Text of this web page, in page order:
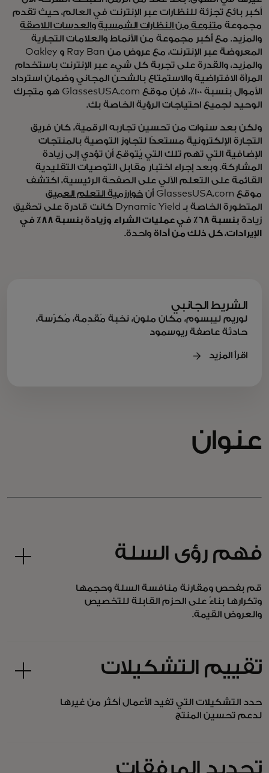
أكبر بائع تجزئة للنظارات عبر الإنترنت في العالم، حيث تقدم
مجموعة متنوعة من النظارات الشمسية والعدسات اللاصقة
والمزيد. مع أكبر مجموعة من الأنماط والعلامات التجارية
المعروضة عبر الإنترنت، مع عروض من Ray Ban و Oakley
والمزيد، والقدرة على تجربة كل شيء عبر الإنترنت باستخدام
المرآة الافتراضية والاستمتاع بالشحن المجاني وضمان استرداد
الأموال بنسبة 100٪، فإن موقع GlassesUSA.com هو متجرك
الوحيد لجميع احتياجات الرؤية الخاصة بك.
ولكن بعد سنوات من تحسين تجاربه الرقمية، كان فريق
التجارة الإلكترونية مستعدًا لتجاوز التوصية بالمنتجات
الإضافية التي تهم تلك التي يُتوقع أن تؤدي إلى زيادة
المشاركة. وبعد إجراء اختبار مقابل التوصيات التقليدية
القائمة على التعلم الآلي على الصفحة الرئيسية، اكتشف
موقع GlassesUSA.com أن
خوارزمية التعلم العميق
المتطورة الخاصة بـ Dynamic Yield كانت قادرة على تحقيق
زيادة
بنسبة 68٪ في عمليات الشراء وزيادة بنسبة 88٪ في
الإيرادات، كل ذلك من أداة واحدة.
الشريط الجانبي
لوريم ليبسوم، مكان ملون، نخبة مُقدِمة، مُكرّسة،
حادثة عاصفة ريوسمود
اقرأ المزيد
عنوان
فهم رؤى السلة
قم بفحص ومقارنة منافسة السلة وحجمها
وتكرارها بناءً على الحزم القابلة للتخصيص
والعروض القيمة.
تقييم التشكيلات
حدد التشكيلات التي تفيد الأعمال أكثر من غيرها
لدعم تحسين المنتج